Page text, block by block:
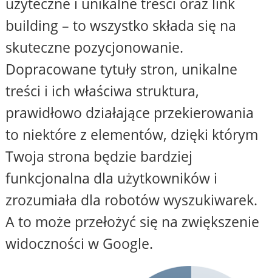
użyteczne i unikalne treści oraz link
building – to wszystko składa się na
skuteczne pozycjonowanie.
Dopracowane tytuły stron, unikalne
treści i ich właściwa struktura,
prawidłowo działające przekierowania
to niektóre z elementów, dzięki którym
Twoja strona będzie bardziej
funkcjonalna dla użytkowników i
zrozumiała dla robotów wyszukiwarek.
A to może przełożyć się na zwiększenie
widoczności w Google.